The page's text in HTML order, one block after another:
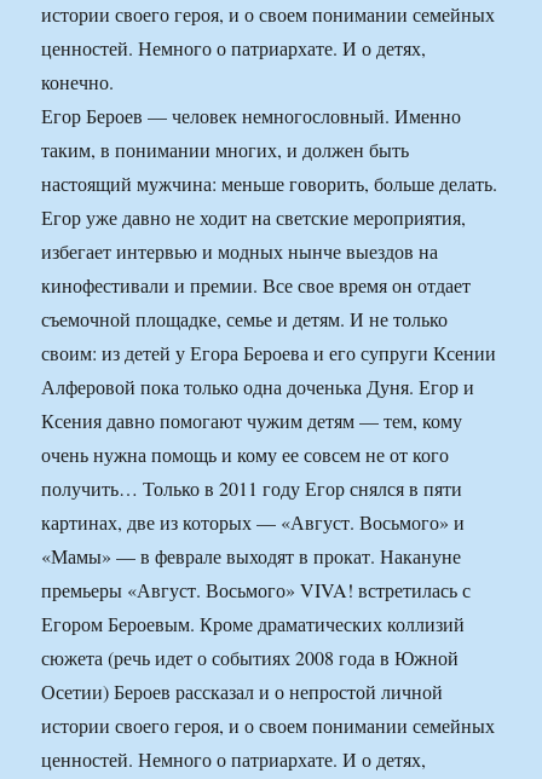
истории своего героя, и о своем понимании семейных
ценностей. Немного о патриархате. И о детях,
конечно.
Егор Бероев — человек немногословный. Именно
таким, в понимании многих, и должен быть
настоящий мужчина: меньше говорить, больше делать.
Егор уже давно не ходит на светские мероприятия,
избегает интервью и модных нынче выездов на
кинофестивали и премии. Все свое время он отдает
съемочной площадке, семье и детям. И не только
своим: из детей у Егора Бероева и его супруги Ксении
Алферовой пока только одна доченька Дуня. Егор и
Ксения давно помогают чужим детям — тем, кому
очень нужна помощь и кому ее совсем не от кого
получить… Только в 2011 году Егор снялся в пяти
картинах, две из которых — «Август. Восьмого» и
«Мамы» — в феврале выходят в прокат. Накануне
премьеры «Август. Восьмого» VIVA! встретилась с
Егором Бероевым. Кроме драматических коллизий
сюжета (речь идет о событиях 2008 года в Южной
Осетии) Бероев рассказал и о непростой личной
истории своего героя, и о своем понимании семейных
ценностей. Немного о патриархате. И о детях,